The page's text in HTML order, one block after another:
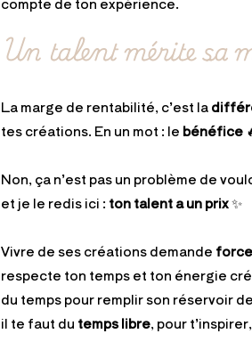
Un talent mérite sa
La marge de rentabilité, c’est la
tes créations. En un mot : le bénéfice
Non, ça n’est pas un problème de
et je le redis ici : ton talent a un prix✨
Vivre de ses créations demande force
respecte ton temps et ton énergie
du temps pour remplir son réservoir
il te faut du temps libre, pour